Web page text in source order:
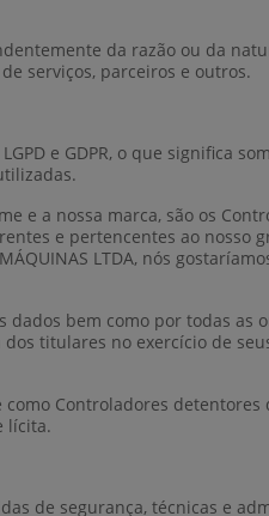
da razão ou da
serviços, parceiros e outros.
e GDPR, o que significa
e a nossa marca, são os
e pertencentes ao nosso
LTDA, nós
bem como por todas as
titulares no exercício de
Controladores detentores
lícita.
de segurança, técnicas e